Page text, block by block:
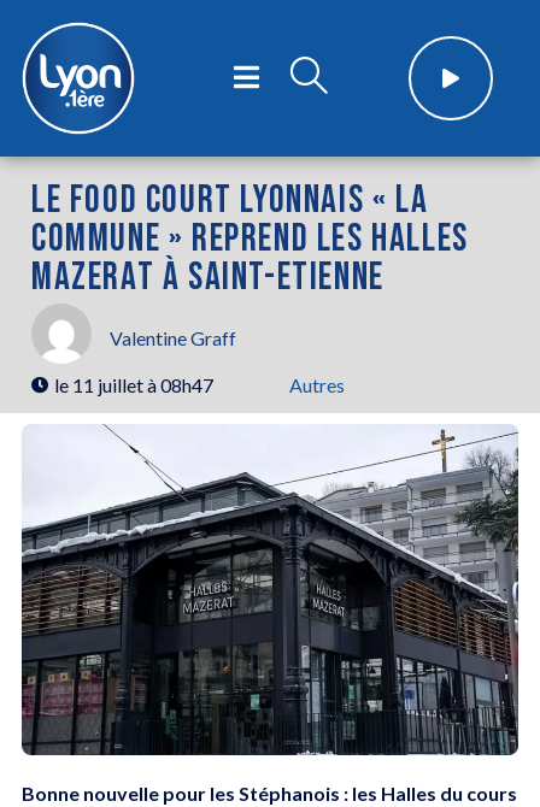
LE FOOD COURT LYONNAIS « LA
COMMUNE » REPREND LES HALLES
MAZERAT À SAINT-ETIENNE
Valentine Graff
le 11 juillet à 08h47 Autres
Bonne nouvelle pour les Stéphanois : les Halles du cours